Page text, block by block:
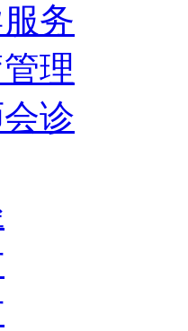
务
理
诊